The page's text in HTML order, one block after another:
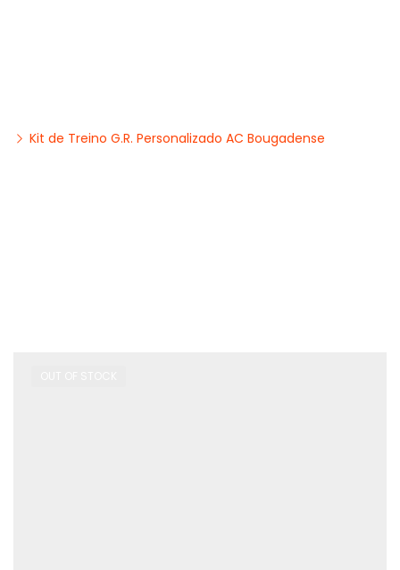
Kit de Treino G.R. Personalizado AC Bougadense